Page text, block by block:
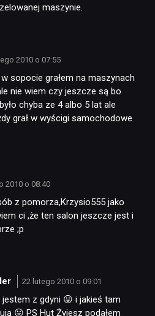
maszynie.
2010 o 07:55
sopocie grałem na maszynach
nie wiem czy jeszcze są bo
chyba ze 4 albo 5 lat ale
grał w wyścigi samochodowe
2010 o 08:40
z pomorza,Krzysio555 jako
ci ,że ten salon jeszcze jest i
;p
22 lutego 2010 o 09:01
jestem z gdyni 😛 i jakieś tam
😛 PS Hut Żyjesz podałem